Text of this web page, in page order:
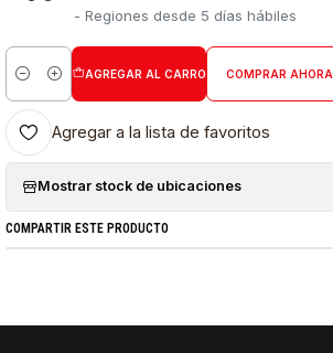
- Regiones desde 5 días hábiles
Cantidad
AGREGAR AL CARRO COMPRAR AHORA
Agregar a la lista de favoritos
Mostrar stock de ubicaciones
COMPARTIR ESTE PRODUCTO